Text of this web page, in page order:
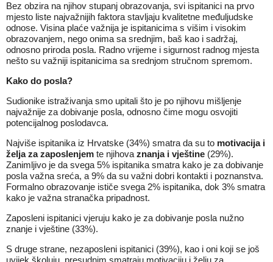
Bez obzira na njihov stupanj obrazovanja, svi ispitanici na prvo
mjesto liste najvažnijih faktora stavljaju kvalitetne međuljudske
odnose. Visina plaće važnija je ispitanicima s višim i visokim
obrazovanjem, nego onima sa srednjim, baš kao i sadržaj,
odnosno priroda posla. Radno vrijeme i sigurnost radnog mjesta
nešto su važniji ispitanicima sa srednjom stručnom spremom.
Kako do posla?
Sudionike istraživanja smo upitali što je po njihovu mišljenje
najvažnije za dobivanje posla, odnosno čime mogu osvojiti
potencijalnog poslodavca.
Najviše ispitanika iz Hrvatske (34%) smatra da su to motivacija i
želja za zaposlenjem te njihova znanja i vještine (29%).
Zanimljivo je da svega 5% ispitanika smatra kako je za dobivanje
posla važna sreća, a 9% da su važni dobri kontakti i poznanstva.
Formalno obrazovanje ističe svega 2% ispitanika, dok 3% smatra
kako je važna stranačka pripadnost.
Zaposleni ispitanici vjeruju kako je za dobivanje posla nužno
znanje i vještine (33%).
S druge strane, nezaposleni ispitanici (39%), kao i oni koji se još
uvijek školuju, presudnim smatraju motivaciju i želju za